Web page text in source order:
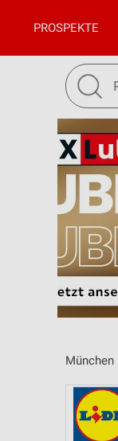
PROSPEKTE
München